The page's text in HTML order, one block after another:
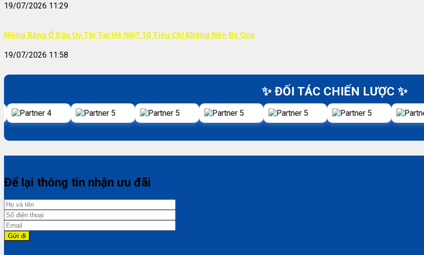
19/07/2026 11:29
Niềng Răng Ở Đâu Uy Tín Tại Hà Nội? 10 Tiêu Chí Không Nên Bỏ Qua
19/07/2026 11:58
✨ ĐỐI TÁC CHIẾN LƯỢC ✨
Để lại thông tin nhận ưu đãi